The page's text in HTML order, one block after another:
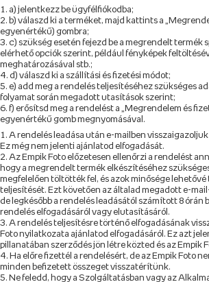
a) jelentkezz be ügyfélfiókodba;
b) válaszd ki a terméket, majd kattints a
egyenértékű) gombra;
c) szükség esetén fejezd be a megrendelt termék
elérhető opciók szerint, például fényképek
meghatározásával stb.;
d) válaszd ki a szállítási és fizetési módot;
e) add meg a rendelés teljesítéséhez szükséges
folyamat során megadott utasítások szerint;
f) erősítsd meg a rendelést a „Megrendelem és
egyenértékű gomb megnyomásával.
A rendelés leadása után e-mailben
Ez még nem jelenti ajánlatod elfogadását.
Az Empik Foto előzetesen ellenőrzi a rendelést
hogy a megrendelt termék elkészítéséhez
megfelelően töltötték fel, és azok minősége lehetővé
teljesítését. Ezt követően az általad megadott e-
de legkésőbb a rendelés leadásától számított 8 órán
rendelés elfogadásáról vagy elutasításáról.
A rendelés teljesítésre történő elfogadásának
Foto nyilatkozata ajánlatod elfogadásáról. Ez azt
pillanatában szerződés jön létre közted és az Empik
Ha előre fizettél a rendelésért, de az Empik Foto
minden befizetett összeget visszatérítünk.
Ne feledd, hogy a Szolgáltatásban vagy az